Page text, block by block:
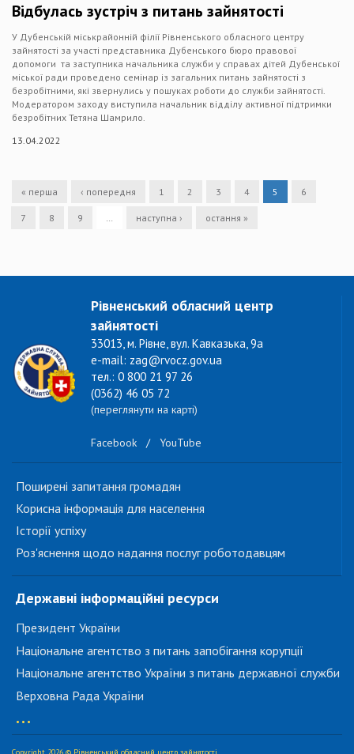
Відбулась зустріч з питань зайнятості
У Дубенській міськрайонній філії Рівненського обласного центру
зайнятості за участі представника Дубенського бюро правової
допомоги та заступника начальника служби у справах дітей Дубенської
міської ради проведено семінар із загальних питань зайнятості з
безробітними, які звернулись у пошуках роботи до служби зайнятості.
Модератором заходу виступила начальник відділу активної підтримки
безробітних Тетяна Шамрило.
13.04.2022
« перша ‹ попередня 1 2 3 4 5 6
7 8 9 … наступна › остання »
Рівненський обласний центр
зайнятості
33013, м. Рівне, вул. Кавказька, 9а
e-mail: zag@rvocz.gov.ua
тел.: 0 800 21 97 26
(0362) 46 05 72
(переглянути на карті)
Facebook / YouTube
Поширені запитання громадян
Корисна інформація для населення
Історії успіху
Роз'яснення щодо надання послуг роботодавцям
Державні інформаційні ресурси
Президент України
Національне агентство з питань запобігання корупції
Національне агентство України з питань державної служби
Верховна Рада України
...
Copyright 2026 © Рівненський обласний центр зайнятості